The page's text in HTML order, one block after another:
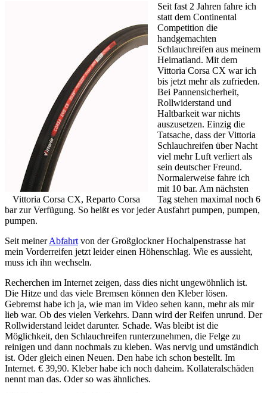
Vittoria Corsa CX, Reparto Corsa
Seit fast 2 Jahren fahre ich
statt dem Continental
Competition die
handgemachten
Schlauchreifen aus meinem
Heimatland. Mit dem
Vittoria Corsa CX war ich
bis jetzt mehr als zufrieden.
Bei Pannensicherheit,
Rollwiderstand und
Haltbarkeit war nichts
auszusetzen. Einzig die
Tatsache, dass der Vittoria
Schlauchreifen über Nacht
viel mehr Luft verliert als
sein deutscher Freund.
Normalerweise fahre ich
mit 10 bar. Am nächsten
Tag stehen maximal noch 6
bar zur Verfügung. So heißt es vor jeder Ausfahrt pumpen, pumpen,
pumpen.
Seit meinerAbfahrt von der Großglockner Hochalpenstrasse hat
mein Vorderreifen jetzt leider einen Höhenschlag. Wie es aussieht,
muss ich ihn wechseln.
Recherchen im Internet zeigen, dass dies nicht ungewöhnlich ist.
Die Hitze und das viele Bremsen können den Kleber lösen.
Gebremst habe ich ja, wie man im Video sehen kann, mehr als mir
lieb war. Ob des vielen Verkehrs. Dann wird der Reifen unrund. Der
Rollwiderstand leidet darunter. Schade. Was bleibt ist die
Möglichkeit, den Schlauchreifen runterzunehmen, die Felge zu
reinigen und dann nochmals zu kleben. Was nervig und umständich
ist. Oder gleich einen Neuen. Den habe ich schon bestellt. Im
Internet. € 39,90. Kleber habe ich noch daheim. Kollateralschäden
nennt man das. Oder so was ähnliches.